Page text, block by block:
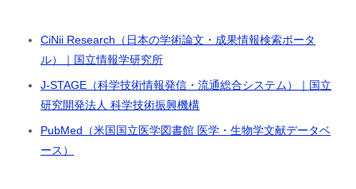
CiNii Research（日本の学術論文・成果情報検索ポータ
ル）｜国立情報学研究所
J-STAGE（科学技術情報発信・流通総合システム）｜国立
研究開発法人 科学技術振興機構
PubMed（米国国立医学図書館 医学・生物学文献データベ
ース）